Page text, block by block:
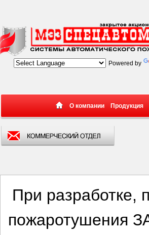
Powered by
О компании Продукция
При разработке,
пожаротушения